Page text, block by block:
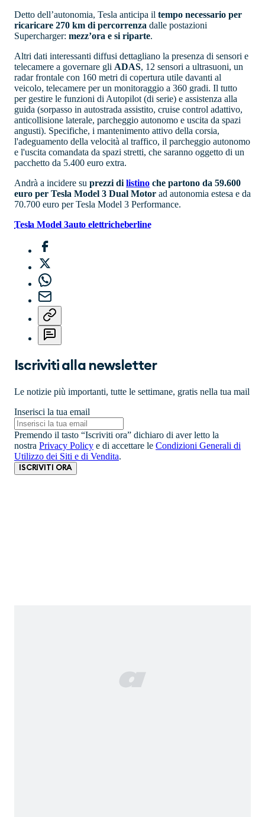
Detto dell’autonomia, Tesla anticipa il tempo necessario per
ricaricare 270 km di percorrenza dalle postazioni
Supercharger: mezz’ora e si riparte.
Altri dati interessanti diffusi dettagliano la presenza di sensori e
telecamere a governare gli ADAS, 12 sensori a ultrasuoni, un
radar frontale con 160 metri di copertura utile davanti al
veicolo, telecamere per un monitoraggio a 360 gradi. Il tutto
per gestire le funzioni di Autopilot (di serie) e assistenza alla
guida (sorpasso in autostrada assistito, cruise control adattivo,
anticollisione laterale, parcheggio autonomo e uscita da spazi
angusti). Specifiche, i mantenimento attivo della corsia,
l'adeguamento della velocità al traffico, il parcheggio autonomo
e l'uscita comandata da spazi stretti, che saranno oggetto di un
pacchetto da 5.400 euro extra.
Andrà a incidere su prezzi di listino che partono da 59.600
euro per Tesla Model 3 Dual Motor ad autonomia estesa e da
70.700 euro per Tesla Model 3 Performance.
Tesla Model 3auto elettricheberline
Iscriviti alla newsletter
Le notizie più importanti, tutte le settimane, gratis nella tua mail
Inserisci la tua email
Premendo il tasto “Iscriviti ora” dichiaro di aver letto la
nostra Privacy Policy e di accettare le Condizioni Generali di
Utilizzo dei Siti e di Vendita.
ISCRIVITI ORA